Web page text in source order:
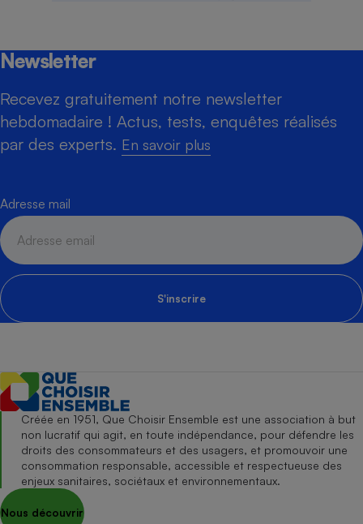
Newsletter
Recevez gratuitement notre newsletter
hebdomadaire ! Actus, tests, enquêtes réalisés
par des experts. En savoir plus
Adresse mail
S'inscrire
Créée en 1951, Que Choisir Ensemble est une association à but
non lucratif qui agit, en toute indépendance, pour défendre les
droits des consommateurs et des usagers, et promouvoir une
consommation responsable, accessible et respectueuse des
enjeux sanitaires, sociétaux et environnementaux.
Nous découvrir